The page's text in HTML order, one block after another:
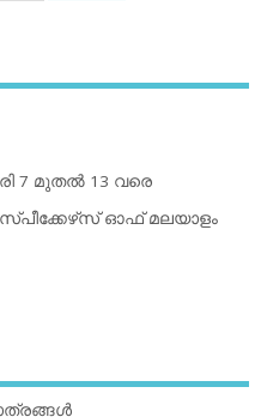
7 മുതല്‍ 13 വരെ
ഓഫ് മലയാളം